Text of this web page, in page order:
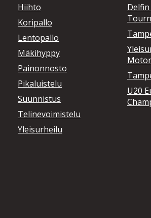
Hiihto
Koripallo
Lentopallo
Mäkihyppy
Painonnosto
Pikaluistelu
Suunnistus
Telinevoimistelu
Yleisurheilu
U20